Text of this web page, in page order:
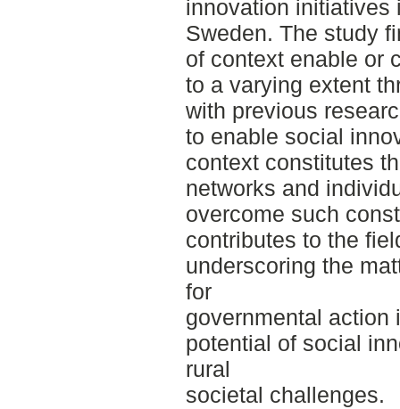
innovation initiatives
Sweden. The study
of context enable or
to a varying extent
with previous
to enable social
context constitutes
networks and
overcome such
contributes to the
underscoring the
for
governmental action
potential of social
rural
societal challenges.